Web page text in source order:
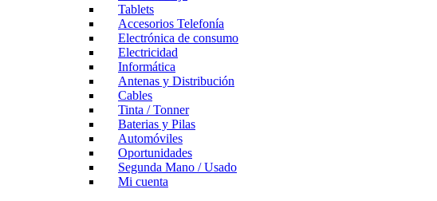
Tablets
Accesorios Telefonía
Electrónica de consumo
Electricidad
Informática
Antenas y Distribución
Cables
Tinta / Tonner
Baterias y Pilas
Automóviles
Oportunidades
Segunda Mano / Usado
Mi cuenta